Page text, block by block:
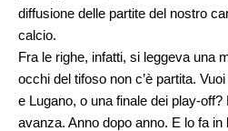
diffusione delle partite del nostro
calcio.
Fra le righe, infatti, si leggeva una
occhi del tifoso non c’è partita.
e Lugano, o una finale dei play-
avanza. Anno dopo anno. E lo fa